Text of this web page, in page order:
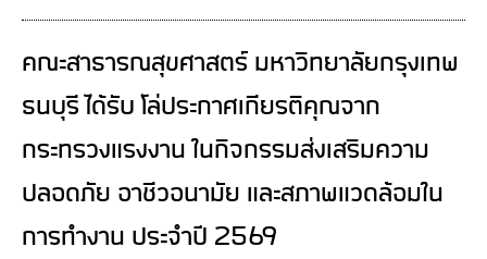
คณะสาธารณสุขศาสตร์ มหาวิทยาลัยกรุงเทพ
ธนบุรี ได้รับ โล่ประกาศเกียรติคุณจาก
กระทรวงแรงงาน ในกิจกรรมส่งเสริมความ
ปลอดภัย อาชีวอนามัย และสภาพแวดล้อมใน
การทำงาน ประจำปี 2569